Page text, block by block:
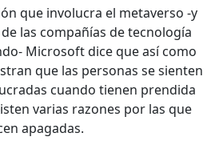
que involucra el metaverso -y
las compañías de tecnología
Microsoft dice que así como
que las personas se sienten
cuando tienen prendida
varias razones por las que
apagadas.